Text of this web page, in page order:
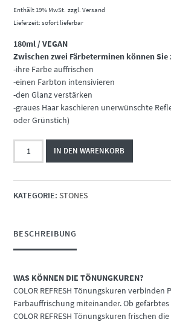
Preis
war:
€31,95€24,95.
Enthält 19% MwSt. zzgl.Versand
Lieferzeit: sofort lieferbar
180ml / VEGAN
Zwischen zwei Färbeterminen können Sie
-ihre Farbe auffrischen
-einen Farbton intensivieren
-den Glanz verstärken
-graues Haar kaschieren unerwünschte
oder Grünstich)
Color
Refresh
Menge
IN DEN WARENKORB
KATEGORIE: STONES
BESCHREIBUNG
WAS KÖNNEN DIE TÖNUNGKUREN?
COLOR REFRESH Tönungskuren verbinden
Farbauffrischung miteinander. Ob
COLOR REFRESH Tönungskuren frischen